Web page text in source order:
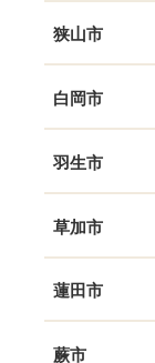
狭山市
白岡市
羽生市
草加市
蓮田市
蕨市